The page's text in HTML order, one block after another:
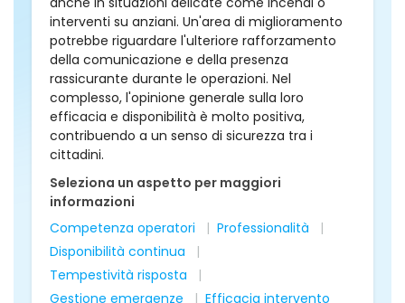
interventi su anziani. Un'area di miglioramento
potrebbe riguardare l'ulteriore rafforzamento
della comunicazione e della presenza
rassicurante durante le operazioni. Nel
complesso, l'opinione generale sulla loro
efficacia e disponibilità è molto positiva,
contribuendo a un senso di sicurezza tra i
cittadini.
Seleziona un aspetto per maggiori
informazioni
Competenza operatori
Professionalità
Disponibilità continua
Tempestività risposta
Gestione emergenze
Efficacia intervento